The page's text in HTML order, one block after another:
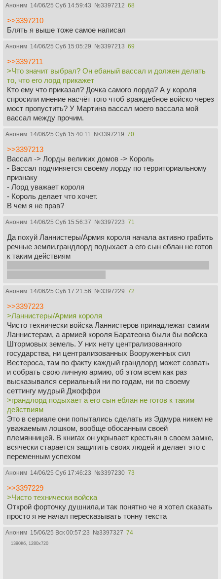
Аноним 14/06/25 Суб 14:59:43 №3397212 68
>>3397210
Блять я выше тоже самое написал
Аноним 14/06/25 Суб 15:05:29 №3397213 69
>>3397211
>Что значит выбрал? Он ебаный вассал и должен делать
то, что его лорд прикажет
Кто ему что приказал? Дочка самого лорда? А у короля
спросили мнение насчёт того чтоб враждебное войско через
мост пропустить? У Мартина вассал моего вассала мой
вассал между прочим.
Аноним 14/06/25 Суб 15:40:11 №3397219 70
>>3397213
Вассал -> Лорды великих домов -> Король
- Вассал подчиняется своему лорду по территориальному
признаку
- Лорд уважает короля
- Король делает что хочет.
В чем я не прав?
Аноним 14/06/25 Суб 15:56:37 №3397223 71
Да похуй Ланнистеры/Армия короля начала активно грабить
речные земли,грандлорд подыхает а его сын еблан не готов
к таким действиям
Аноним 14/06/25 Суб 17:21:56 №3397229 72
>>3397223
>Ланнистеры/Армия короля
Чисто технически войска Ланнистеров принадлежат самим
Ланнистерам, а армией короля Баратеона были бы войска
Штормовых земель. У них нету централизованного
государства, ни централизованных Вооруженных сил
Вестероса, там по факту каждый грандлорд может созвать
и собрать свою личную армию, об этом всем как раз
высказывался сериальный ни по годам, ни по своему
сеттингу мудрый Джоффри
>грандлорд подыхает а его сын еблан не готов к таким
действиям
Это в сериале они попытались сделать из Эдмура никем не
уважаемым лошком, вообще обосанным своей
племянницей. В книгах он укрывает крестьян в своем замке,
всячески старается защитить своих людей и делает это с
переменным успехом
Аноним 14/06/25 Суб 17:46:23 №3397230 73
>>3397229
>Чисто технически войска
Открой форточку душнила,и так понятно че я хотел сказать
просто я не начал пересказывать тонну текста
Аноним 15/06/25 Вск 00:57:23 №3397327 74
1390Кб, 1280x720